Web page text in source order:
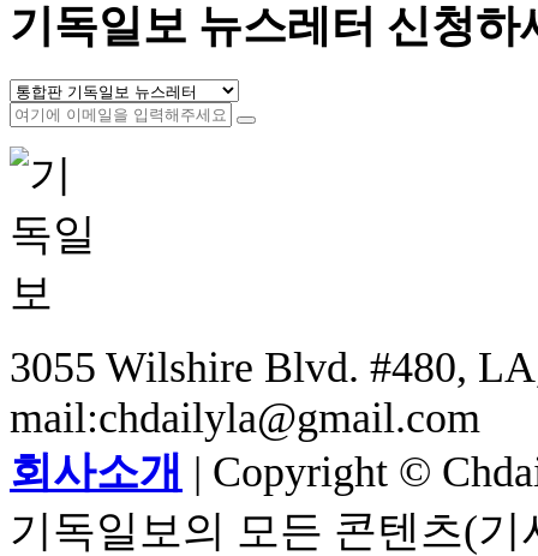
기독일보 뉴스레터 신청하
3055 Wilshire Blvd. #480,
mail:chdailyla@gmail.com
회사소개 | Copyright ©
기독일보의 모든 콘텐츠(